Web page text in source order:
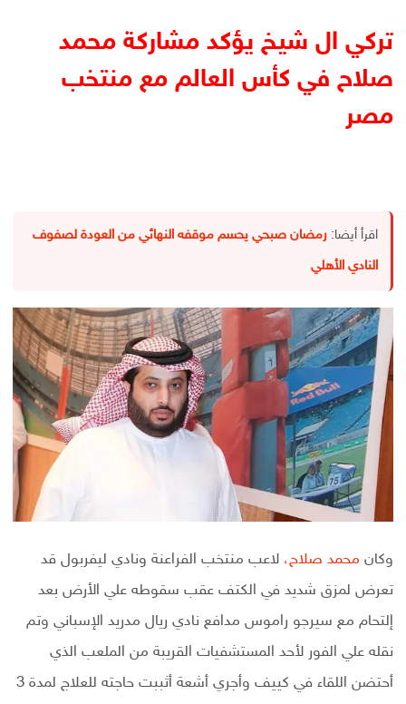
تركي ال شيخ يؤكد مشاركة محمد
صلاح في كأس العالم مع منتخب
مصر
اقرأ أيضا: رمضان صبحي يحسم موقفه النهائي من العودة لصفوف
النادي الأهلي
وكان محمد صلاح، لاعب منتخب الفراعنة ونادي ليفربول قد
تعرض لمزق شديد في الكتف عقب سقوطه علي الأرض بعد
إلتحام مع سيرجو راموس مدافع نادي ريال مدريد الإسباني وتم
نقله علي الفور لأحد المستشفيات القريبة من الملعب الذي
أحتضن اللقاء في كييف وأجري أشعة أثببت حاجته للعلاج لمدة 3